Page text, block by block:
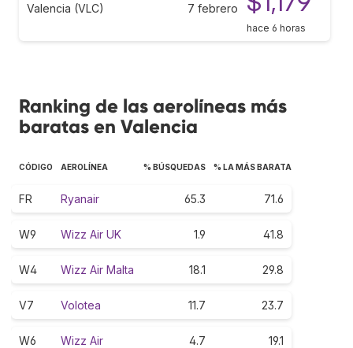
Valencia (VLC)
7 febrero
hace 6 horas
Ranking de las aerolíneas más
baratas en Valencia
CÓDIGO AEROLÍNEA % BÚSQUEDAS % LA MÁS BARATA
FR Ryanair 65.3 71.6
W9 Wizz Air UK 1.9 41.8
W4 Wizz Air Malta 18.1 29.8
V7 Volotea 11.7 23.7
W6 Wizz Air 4.7 19.1